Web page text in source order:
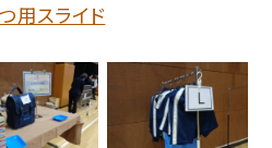
用スライド